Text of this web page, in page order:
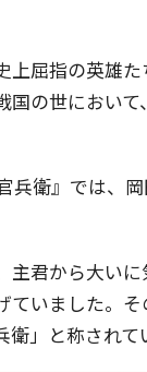
屈指の英雄
国の世におい
兵衛』では、
主君から大い
ていました。
」と称されて